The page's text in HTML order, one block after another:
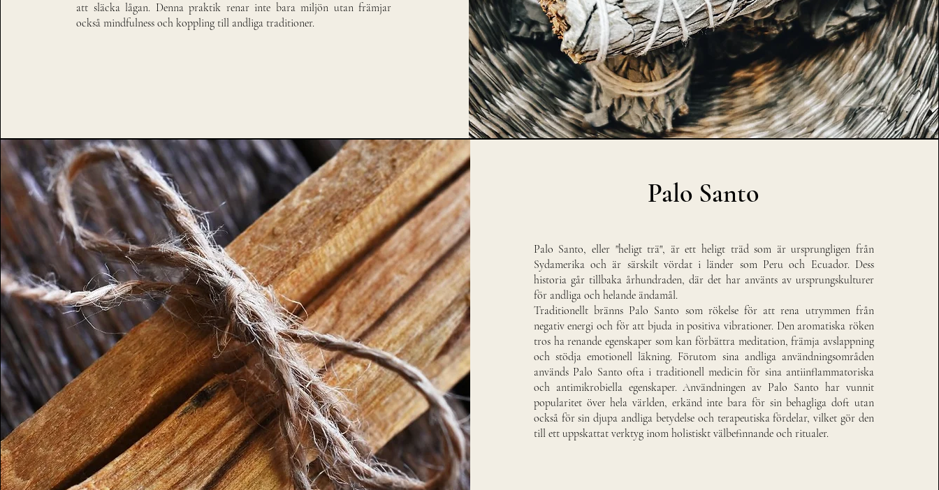
att släcka lågan. Denna praktik renar inte bara miljön utan främjar
också mindfulness och koppling till andliga traditioner.
Palo Santo
Palo Santo, eller "heligt trä", är ett heligt träd som är ursprungligen från
Sydamerika och är särskilt vördat i länder som Peru och Ecuador. Dess
historia går tillbaka århundraden, där det har använts av ursprungskulturer
för andliga och helande ändamål.
Traditionellt bränns Palo Santo som rökelse för att rena utrymmen från
negativ energi och för att bjuda in positiva vibrationer. Den aromatiska röken
tros ha renande egenskaper som kan förbättra meditation, främja avslappning
och stödja emotionell läkning. Förutom sina andliga användningsområden
används Palo Santo ofta i traditionell medicin för sina antiinflammatoriska
och antimikrobiella egenskaper. Användningen av Palo Santo har vunnit
popularitet över hela världen, erkänd inte bara för sin behagliga doft utan
också för sin djupa andliga betydelse och terapeutiska fördelar, vilket gör den
till ett uppskattat verktyg inom holistiskt välbefinnande och ritualer.